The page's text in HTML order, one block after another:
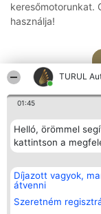
TURUL
01:45
Helló, örömmel
kattintson a
Díjazott vagyok,
átvenni
Szeretném
keresőmotorunkat.
használja!
Rangsorszervező
SC Beautiful Company
Bulevardul Aleea Timișul De
Sus Nr. 2, Bl. A30, Sc. A, Et.
4, Ap. 13